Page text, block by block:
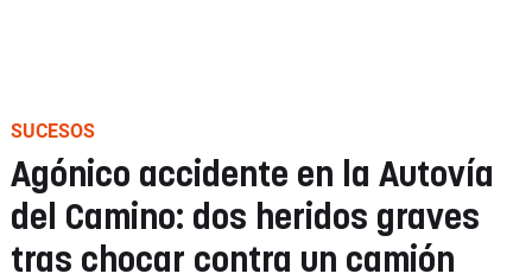
SUCESOS
Agónico accidente en la Autovía
del Camino: dos heridos graves
tras chocar contra un camión